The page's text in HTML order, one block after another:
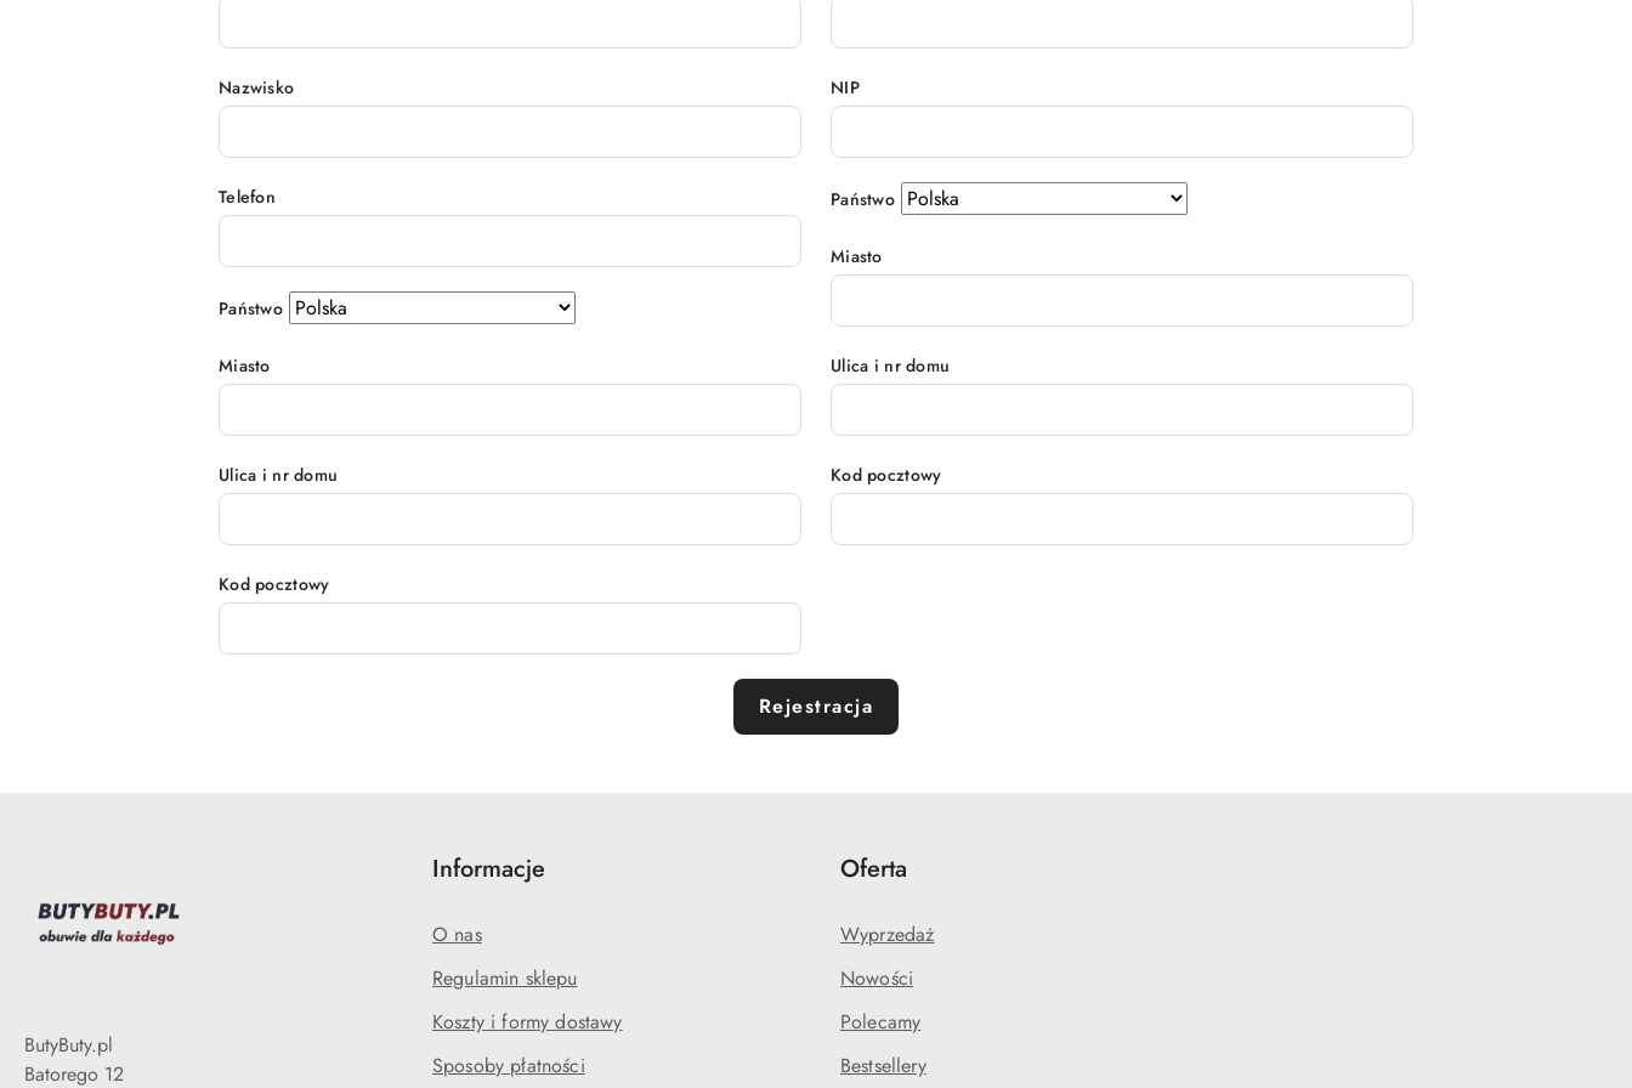
Nazwisko
Telefon
Państwo
Miasto
Ulica i nr domu
Kod pocztowy
NIP
Państwo
Miasto
Ulica i nr domu
Kod pocztowy
Rejestracja
ButyButy.pl
Batorego 12
Informacje
O nas
Regulamin sklepu
Koszty i formy dostawy
Sposoby płatności
Oferta
Wyprzedaż
Nowości
Polecamy
Bestsellery